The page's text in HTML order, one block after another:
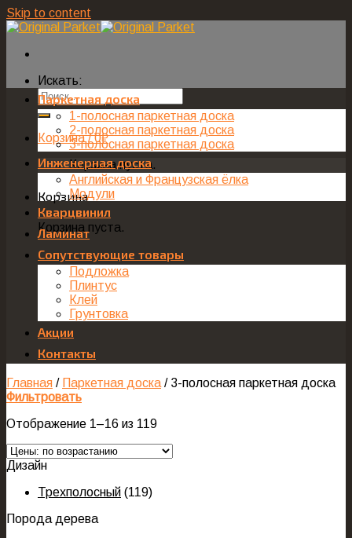
Skip to content
Искать:
Корзина /0₽
Корзина пуста.
Корзина
Корзина пуста.
Паркетная доска
1-полосная паркетная доска
2-полосная паркетная доска
3-полосная паркетная доска
Инженерная доска
Английская и Французская ёлка
Модули
Кварцвинил
Ламинат
Сопутствующие товары
Подложка
Плинтус
Клей
Грунтовка
Акции
Контакты
Главная / Паркетная доска /3-полосная паркетная доска
Фильтровать
Отображение 1–16 из 119
Дизайн
Трехполосный (119)
Порода дерева